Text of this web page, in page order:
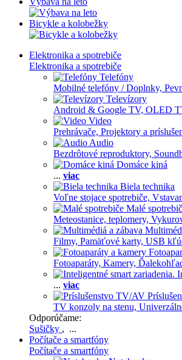
Bicykle a kolobežky
Elektronika a spotrebiče
Elektronika a spotrebiče
Telefóny
Mobilné telefóny / Doplnky,
Televízory
Android & Google TV, OLED
Video
Prehrávače, Projektory a
Audio
Bezdrôtové reproduktory,
Domáce kiná
... viac
Biela technika
Voľne stojace spotrebiče,
Malé
Meteostanice, teplomery,
Filmy, Pamäťové karty, USB
Fotoaparáty, Kamery,
... viac
TV konzoly na stenu,
Odporúčame:
Sušičky , ...
Počítače a smartfóny
Počítače a smartfóny